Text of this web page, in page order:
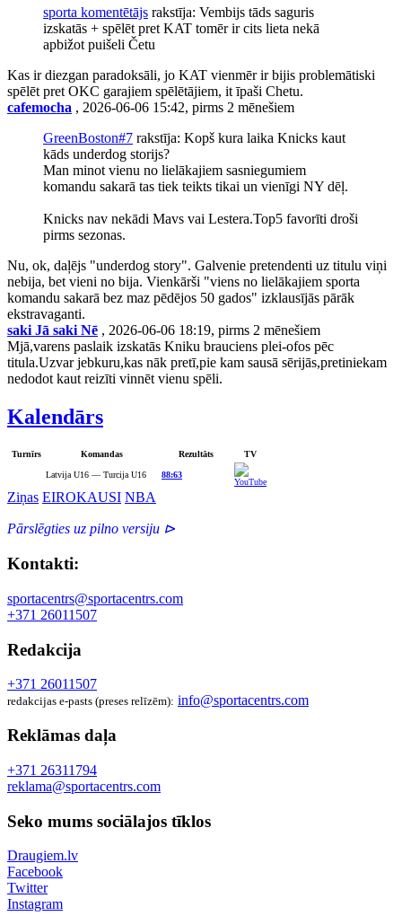
sporta komentētājs rakstīja: Vembijs tāds saguris
izskatās + spēlēt pret KAT tomēr ir cits lieta nekā
apbižot puišeli Četu
Kas ir diezgan paradoksāli, jo KAT vienmēr ir bijis problemātiski
spēlēt pret OKC garajiem spēlētājiem, it īpaši Chetu.
cafemocha , 2026-06-06 15:42, pirms 2 mēnešiem
GreenBoston#7 rakstīja: Kopš kura laika Knicks kaut
kāds underdog storijs?
Man minot vienu no lielākajiem sasniegumiem
komandu sakarā tas tiek teikts tikai un vienīgi NY dēļ.
Knicks nav nekādi Mavs vai Lestera.Top5 favorīti droši
pirms sezonas.
Nu, ok, daļējs "underdog story". Galvenie pretendenti uz titulu viņi
nebija, bet vieni no bija. Vienkārši "viens no lielākajiem sporta
komandu sakarā bez maz pēdējos 50 gados" izklausījās pārāk
ekstravaganti.
saki Jā saki Nē , 2026-06-06 18:19, pirms 2 mēnešiem
Mjā,varens paslaik izskatās Kniku brauciens plei-ofos pēc
titula.Uzvar jebkuru,kas nāk pretī,pie kam sausā sērijās,pretiniekam
nedodot kaut reizīti vinnēt vienu spēli.
Kalendārs
Turnīrs Komandas Rezultāts TV
Latvija U16 — Turcija U16 88:63
Ziņas EIROKAUSI NBA
Pārslēgties uz pilno versiju ⊳
Kontakti:
sportacentrs@sportacentrs.com
+371 26011507
Redakcija
+371 26011507
redakcijas e-pasts (preses relīzēm): info@sportacentrs.com
Reklāmas daļa
+371 26311794
reklama@sportacentrs.com
Seko mums sociālajos tīklos
Draugiem.lv
Facebook
Twitter
Instagram